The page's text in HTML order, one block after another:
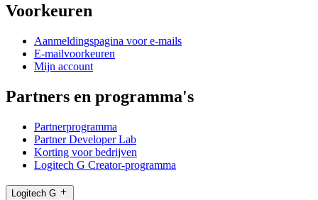
Voorkeuren
Aanmeldingspagina voor e-mails
E-mailvoorkeuren
Mijn account
Partners en programma's
Partnerprogramma
Partner Developer Lab
Korting voor bedrijven
Logitech G Creator-programma
Logitech G